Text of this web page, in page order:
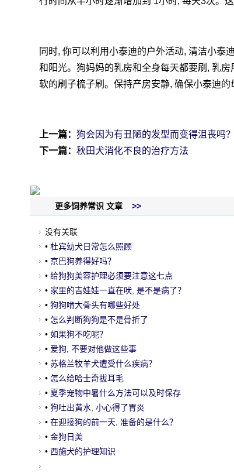
同时, 你可以利用小泰迪的户外活动, 清洁小泰
和阳光。狗妈妈的乳房和全身每天都要刷, 乳
软的刷子梳子刷。保持产房安静, 确保小泰迪的
上一篇： 狗会因为有丑陋的发型而变得沮丧吗？
下一篇： 秋田犬消化不良的治疗方法
更多饲养常识 文章 >>
没有关联
• 杜宾幼犬日常怎么照顾
• 京巴狗养得好吗？
• 给狗狗美容护理必须要注意这七点
• 家里的吉娃娃一直在吠, 是不是病了？
• 狗狗啃大骨头有哪些好处
• 怎么判断狗狗是不是骨折了
• 如果狗不吃呢？
• 爱狗, 不要对他做这些事
• 苏格兰牧羊犬遭受什么疾病？
• 怎么给哈士奇拔耳毛
• 夏季宠物中暑什么方法可以及时保存
• 狗吐出黄水, 小心得了胃炎
• 在迎接狗的前一天, 准备的是什么？
• 金狗日美
• 西施犬的护理知识